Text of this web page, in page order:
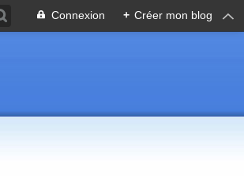
Connexion + Créer mon blog